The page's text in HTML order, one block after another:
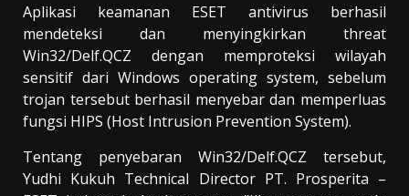
Aplikasi keamanan ESET antivirus berhasil
mendeteksi dan menyingkirkan threat
Win32/Delf.QCZ dengan memproteksi wilayah
sensitif dari Windows operating system, sebelum
trojan tersebut berhasil menyebar dan memperluas
fungsi HIPS (Host Intrusion Prevention System).
Tentang penyebaran Win32/Delf.QCZ tersebut,
Yudhi Kukuh Technical Director PT. Prosperita –